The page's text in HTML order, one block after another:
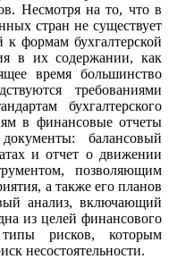
Несмотря на то, что в
стран не существует
формам бухгалтерской
в их содержании, как
время большинство
требованиями
бухгалтерского
в финансовые отчеты
балансовый
и отчет о движении
позволяющим
а также его планов
анализ, включающий
из целей финансового
рисков, которым
несостоятельности.